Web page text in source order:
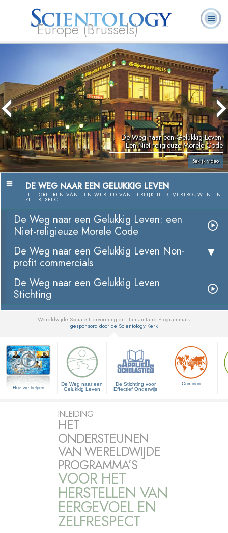
Europe (Brussels)
Werkers
De Weg naar een Gelukkig Leven:
Een Niet-religieuze Morele Code
Bekijk video
DE WEG NAAR EEN GELUKKIG LEVEN
HET CREËREN VAN EEN WERELD VAN EERLIJKHEID, VERTROUWEN EN
ZELFRESPECT
De Weg naar een Gelukkig Leven: een
Niet-religieuze Morele Code
De Weg naar een Gelukkig Leven Non-
profit commercials
De Weg naar een Gelukkig Leven
Stichting
Wereldwijde Sociale Hervorming en Humanitaire Programma’s
gesponsord door de Scientology Kerk
Hoe we helpen
De Weg naar een
Gelukkig Leven
De Stichting voor
Effectief Onderwijs
Criminon
INLEIDING
HET
ONDERSTEUNEN
VAN WERELDWIJDE
PROGRAMMA’S
VOOR HET
HERSTELLEN VAN
EERGEVOEL EN
ZELFRESPECT